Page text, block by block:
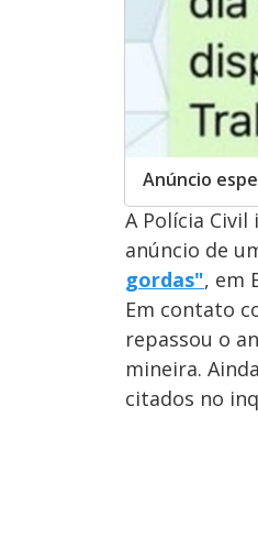
Anúncio
A Polícia
anúncio de
gordas", em
Em contato
repassou o
mineira.
citados no